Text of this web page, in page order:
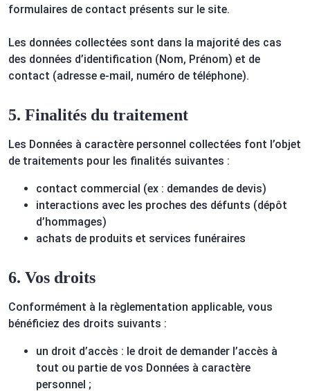
formulaires de contact présents sur le site.
Les données collectées sont dans la majorité des cas
des données d’identification (Nom, Prénom) et de
contact (adresse e-mail, numéro de téléphone).
5. Finalités du traitement
Les Données à caractère personnel collectées font l’objet
de traitements pour les finalités suivantes :
contact commercial (ex : demandes de devis)
interactions avec les proches des défunts (dépôt
d’hommages)
achats de produits et services funéraires
6. Vos droits
Conformément à la règlementation applicable, vous
bénéficiez des droits suivants :
un droit d’accès : le droit de demander l’accès à
tout ou partie de vos Données à caractère
personnel ;